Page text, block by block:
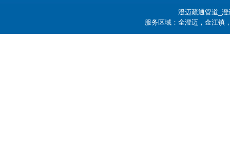
澄迈疏通管道_
服务区域：全澄迈，金江镇